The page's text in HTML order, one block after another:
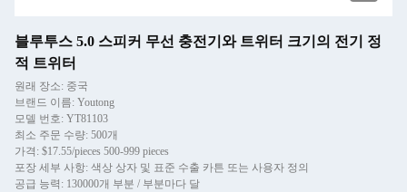
블루투스 5.0 스피커 무선 충전기와 트위터 크기의 전기 정
적 트위터
원래 장소: 중국
브랜드 이름: Youtong
모델 번호: YT81103
최소 주문 수량: 500개
가격: $17.55/pieces 500-999 pieces
포장 세부 사항: 색상 상자 및 표준 수출 카튼 또는 사용자 정의
공급 능력: 130000개 부분 / 부분마다 달